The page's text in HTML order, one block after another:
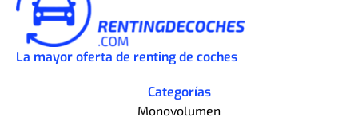
La mayor oferta de renting de coches
Categorías
Monovolumen